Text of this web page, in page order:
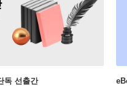
독 선출간